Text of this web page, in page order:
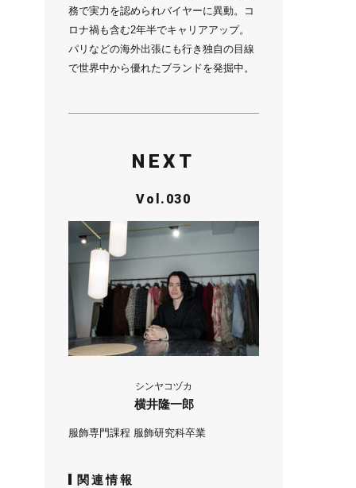
務で実力を認められバイヤーに異動。コ
ロナ禍も含む2年半でキャリアアップ。
パリなどの海外出張にも行き独自の目線
で世界中から優れたブランドを発掘中。
NEXT
Vol.030
シンヤコヅカ
横井隆一郎
服飾専門課程 服飾研究科卒業
関連情報